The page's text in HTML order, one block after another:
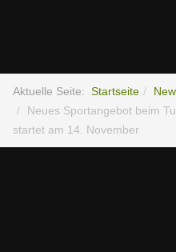
Aktuelle Seite: Startseite
Neues Sportangebot beim
startet am 14. November